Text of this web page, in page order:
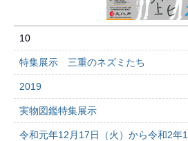
10
特集展示 三重のネズミたち
2019
実物図鑑特集展示
令和元年12月17日（火）から令和2年